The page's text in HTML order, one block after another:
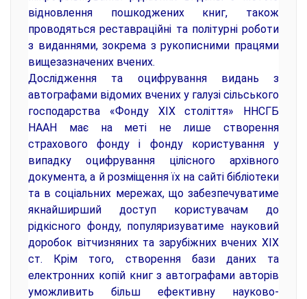
відновлення пошкоджених книг, також
проводяться реставраційні та політурні роботи
з виданнями, зокрема з рукописними працями
вищезазначених вчених.
Дослідження та оцифрування видань з
автографами відомих вчених у галузі сільського
господарства «Фонду ХІХ століття» ННСГБ
НААН має на меті не лише створення
страхового фонду і фонду користування у
випадку оцифрування цілісного архівного
документа, а й розміщення їх на сайті бібліотеки
та в соціальних мережах, що забезпечуватиме
якнайширший доступ користувачам до
рідкісного фонду, популяризуватиме науковий
доробок вітчизняних та зарубіжних вчених ХІХ
ст. Крім того, створення бази даних та
електронних копій книг з автографами авторів
уможливить більш ефективну науково-